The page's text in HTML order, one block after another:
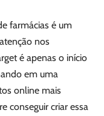
farmácias é um
nos
é apenas o início
em uma
online mais
conseguir criar essa